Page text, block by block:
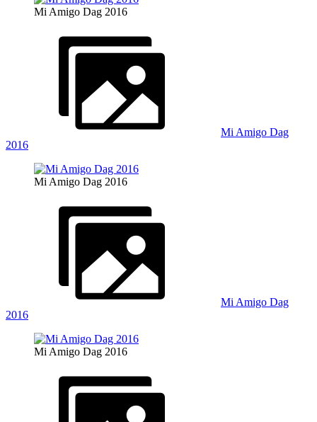
Mi Amigo Dag 2016
Mi Amigo Dag
2016
Mi Amigo Dag 2016
Mi Amigo Dag
2016
Mi Amigo Dag 2016